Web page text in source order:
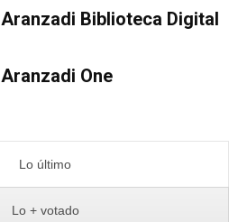
Aranzadi Biblioteca Digital
Aranzadi One
Lo último
Lo + votado